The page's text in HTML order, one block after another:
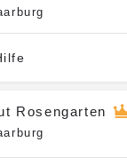
Rosengarten